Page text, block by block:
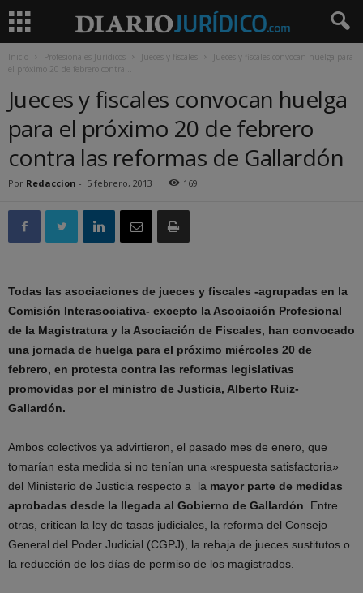
Inicio Profesionales Jurídicos Jueces y fiscales
Jueces y fiscales convocan huelga para
el próximo 20 de febrero contra...
Jueces y fiscales convocan huelga
para el próximo 20 de febrero
contra las reformas de Gallardón
Por Redaccion - 5 febrero, 2013 169
Todas las asociaciones de jueces y fiscales -agrupadas en la
Comisión Interasociativa- excepto la Asociación Profesional
de la Magistratura y la Asociación de Fiscales, han convocado
una jornada de huelga para el próximo miércoles 20 de
febrero, en protesta contra las reformas legislativas
promovidas por el ministro de Justicia, Alberto Ruiz-
Gallardón.
Ambos colectivos ya advirtieron, el pasado mes de enero, que
tomarían esta medida si no tenían una «respuesta satisfactoria»
del Ministerio de Justicia respecto a la mayor parte de medidas
aprobadas desde la llegada al Gobierno de Gallardón . Entre
otras, critican la ley de tasas judiciales, la reforma del Consejo
General del Poder Judicial (CGPJ), la rebaja de jueces sustitutos o
la reducción de los días de permiso de los magistrados.